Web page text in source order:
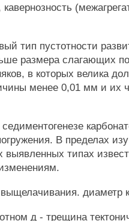
тип пустотности
размера слагающих
в которых велика
менее 0,01 мм и их
В пределах
выявленных типах
выщелачивания. диаметр
д - трещина